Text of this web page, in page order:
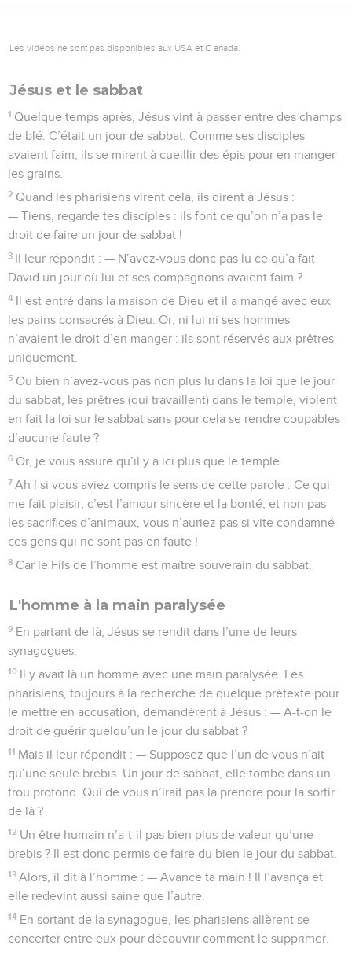
Les vidéos ne sont pas disponibles aux USA et C anada.
Jésus et le sabbat
1 Quelque temps après, Jésus vint à passer entre des champs
de blé. C’était un jour de sabbat. Comme ses disciples
avaient faim, ils se mirent à cueillir des épis pour en manger
les grains.
2 Quand les pharisiens virent cela, ils dirent à Jésus :
— Tiens, regarde tes disciples : ils font ce qu’on n’a pas le
droit de faire un jour de sabbat !
3 Il leur répondit : — N’avez-vous donc pas lu ce qu’a fait
David un jour où lui et ses compagnons avaient faim ?
4 Il est entré dans la maison de Dieu et il a mangé avec eux
les pains consacrés à Dieu. Or, ni lui ni ses hommes
n’avaient le droit d’en manger : ils sont réservés aux prêtres
uniquement.
5 Ou bien n’avez-vous pas non plus lu dans la loi que le jour
du sabbat, les prêtres (qui travaillent) dans le temple, violent
en fait la loi sur le sabbat sans pour cela se rendre coupables
d’aucune faute ?
6 Or, je vous assure qu’il y a ici plus que le temple.
7 Ah ! si vous aviez compris le sens de cette parole : Ce qui
me fait plaisir, c’est l’amour sincère et la bonté, et non pas
les sacrifices d’animaux, vous n’auriez pas si vite condamné
ces gens qui ne sont pas en faute !
8 Car le Fils de l’homme est maître souverain du sabbat.
L'homme à la main paralysée
9 En partant de là, Jésus se rendit dans l’une de leurs
synagogues.
10 Il y avait là un homme avec une main paralysée. Les
pharisiens, toujours à la recherche de quelque prétexte pour
le mettre en accusation, demandèrent à Jésus : — A-t-on le
droit de guérir quelqu’un le jour du sabbat ?
11 Mais il leur répondit : — Supposez que l’un de vous n’ait
qu’une seule brebis. Un jour de sabbat, elle tombe dans un
trou profond. Qui de vous n’irait pas la prendre pour la sortir
de là ?
12 Un être humain n’a-t-il pas bien plus de valeur qu’une
brebis ? Il est donc permis de faire du bien le jour du sabbat.
13 Alors, il dit à l’homme : — Avance ta main ! Il l’avança et
elle redevint aussi saine que l’autre.
14 En sortant de la synagogue, les pharisiens allèrent se
concerter entre eux pour découvrir comment le supprimer.